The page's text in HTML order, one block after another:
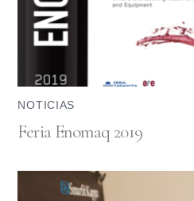
NOTICIAS
Feria Enomaq 2019